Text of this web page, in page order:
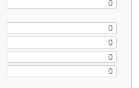
0
0
0
0
0